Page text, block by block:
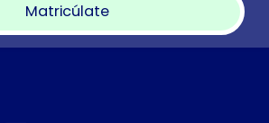
Matricúlate